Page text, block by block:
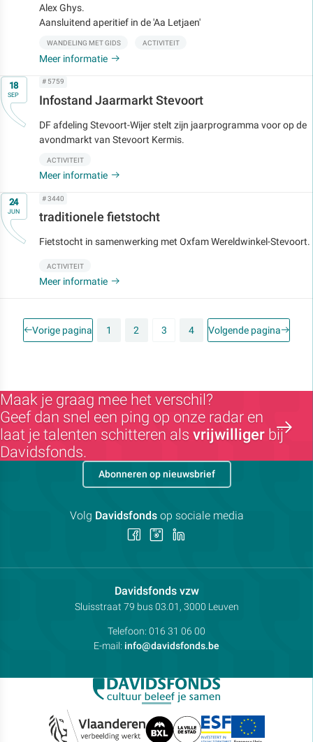
Alex Ghys.
Aansluitend aperitief in de 'Aa Letjaen'
WANDELING MET GIDS ACTIVITEIT
Meer informatie
Op18
SEP
# 5759
Infostand Jaarmarkt Stevoort
DF afdeling Stevoort-Wijer stelt zijn jaarprogramma voor op de
avondmarkt van Stevoort Kermis.
ACTIVITEIT
Meer informatie
Op24
JUN
# 3440
traditionele fietstocht
Fietstocht in samenwerking met Oxfam Wereldwinkel-Stevoort.
ACTIVITEIT
Meer informatie
Vorige pagina 1 2 3 4 Volgende pagina
Maak je graag mee het verschil?
Geef dan snel een ping op onze radar en
laat je talenten schitteren als vrijwilliger bij
Davidsfonds.
Davidsfonds vzwContactpersoon:
Adres:
Sluisstraat 79 bus 03.01, 3000 Leuven
Telefoon: 016 31 06 00
E-mail: info@davidsfonds.be
Abonneren op nieuwsbrief
Volg Davidsfondsop sociale media
Volg Volg